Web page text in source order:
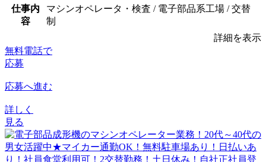
仕事内
容
マシンオペレータ・検査 / 電子部品系工場 / 交替
制
詳細を表示
無料電話で
応募
応募へ進む
詳しく
見る